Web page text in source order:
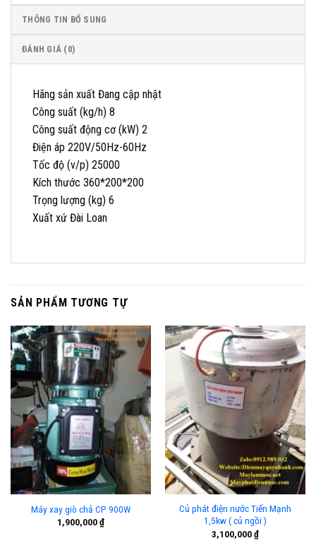
THÔNG TIN BỔ SUNG
ĐÁNH GIÁ (0)
Hãng sản xuất Đang cập nhật
Công suất (kg/h) 8
Công suất động cơ (kW) 2
Điện áp 220V/50Hz-60Hz
Tốc độ (v/p) 25000
Kích thước 360*200*200
Trọng lượng (kg) 6
Xuất xứ Đài Loan
SẢN PHẨM TƯƠNG TỰ
Máy xay giò chả CP 900W
1,900,000₫
Củ phát điện nước Tiến Mạnh
1,5kw ( củ ngồi )
3,100,000₫